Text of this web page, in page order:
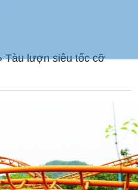
Tàu lượn siêu tốc cỡ